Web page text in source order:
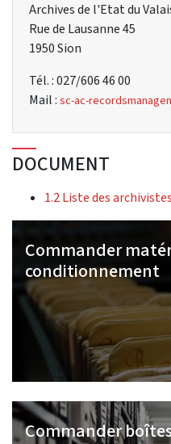
Archives de l'Etat du
Rue de Lausanne 45
1950 Sion
Tél. : 027/606 46 00
Mail : sc-ac-
DOCUMENT
1.2 Liste des
Commander
conditionnement
Commander